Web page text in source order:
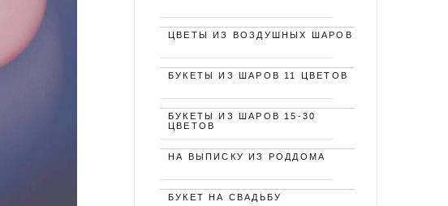
ЦВЕТЫ ИЗ ВОЗДУШНЫХ ШАРОВ
БУКЕТЫ ИЗ ШАРОВ 11 ЦВЕТОВ
БУКЕТЫ ИЗ ШАРОВ 15-30
ЦВЕТОВ
НА ВЫПИСКУ ИЗ РОДДОМА
БУКЕТ НА СВАДЬБУ